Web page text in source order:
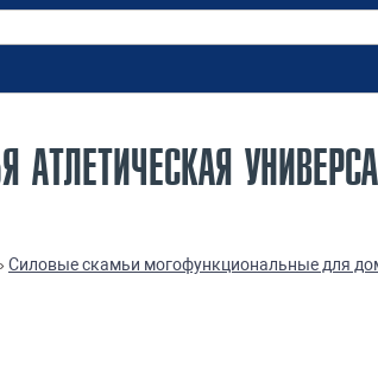
Силовые скамьи могофункциональные для